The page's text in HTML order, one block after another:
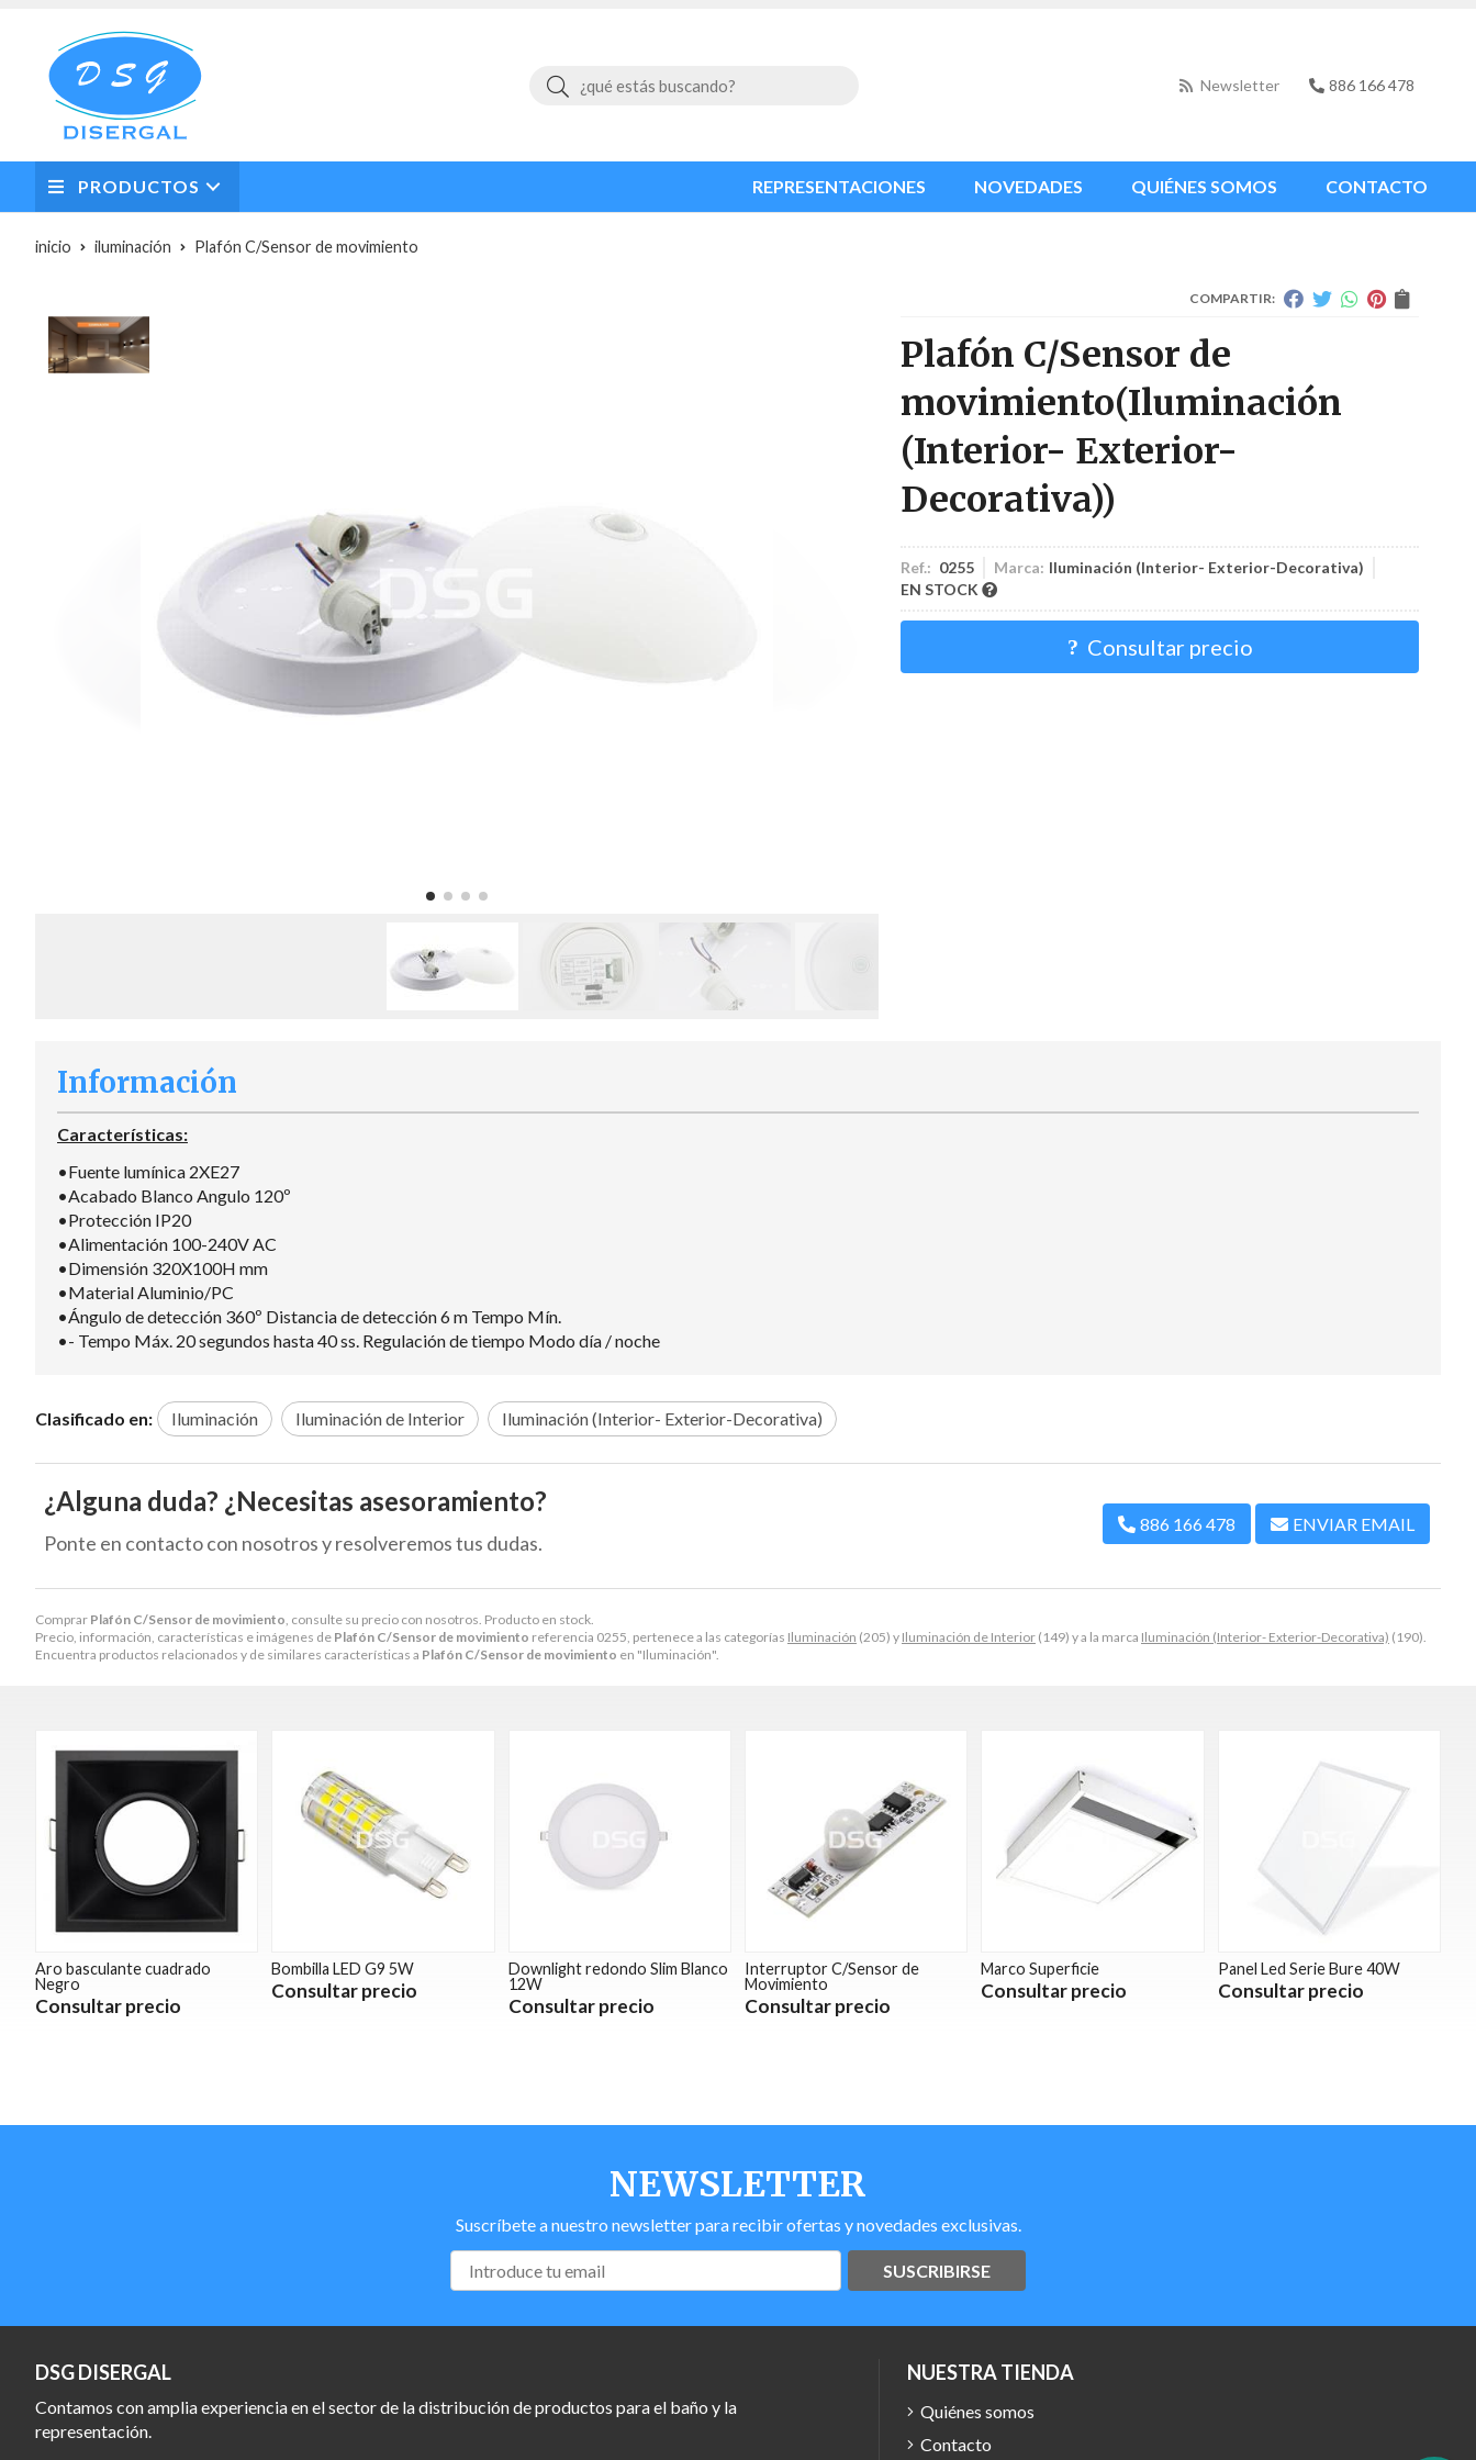
Buscar Newsletter 886 166 478
PRODUCTOS REPRESENTACIONES NOVEDADES QUIÉNES SOMOS CONTACTO
inicio iluminación Plafón C/Sensor de movimiento
COMPARTIR:
Plafón C/Sensor de
movimiento(Iluminación
(Interior- Exterior-
Decorativa))
Ref.: 0255 Marca: Iluminación (Interior- Exterior-Decorativa)
EN STOCK
Consultar precio
Comprar Plafón C/Sensor de movimiento, consulte su precio con nosotros. Producto en stock.
Precio, información, características e imágenes de Plafón C/Sensor de movimiento referencia 0255, pertenece a las categorías Iluminación (205) y Iluminación de Interior (149) y a la marca Iluminación (Interior- Exterior-Decorativa) (190).
Encuentra productos relacionados y de similares características a Plafón C/Sensor de movimiento en "Iluminación".
Información
Características:
•Fuente lumínica 2XE27
•Acabado Blanco Angulo 120º
•Protección IP20
•Alimentación 100-240V AC
•Dimensión 320X100H mm
•Material Aluminio/PC
•Ángulo de detección 360º Distancia de detección 6 m Tempo Mín.
•- Tempo Máx. 20 segundos hasta 40 ss. Regulación de tiempo Modo día / noche
Clasificado en: Iluminación Iluminación de Interior Iluminación (Interior- Exterior-Decorativa)
¿Alguna duda? ¿Necesitas asesoramiento?
Ponte en contacto con nosotros y resolveremos tus dudas.
886 166 478 ENVIAR EMAIL
Aro basculante cuadrado
Negro
Consultar precio
Bombilla LED G9 5W
Consultar precio
Downlight redondo Slim Blanco
12W
Consultar precio
Interruptor C/Sensor de
Movimiento
Consultar precio
Marco Superficie
Consultar precio
Panel Led Serie Bure 40W
Consultar precio
NEWSLETTER
Suscríbete a nuestro newsletter para recibir ofertas y novedades exclusivas.
SUSCRIBIRSE
DSG DISERGAL
Contamos con amplia experiencia en el sector de la distribución de productos para el baño y la
representación.
NUESTRA TIENDA
Quiénes somos
Contacto